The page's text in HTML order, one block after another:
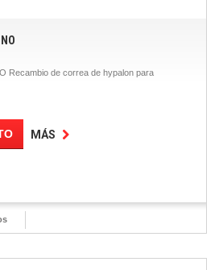
Recambio de correa de hypalon para
MÁS